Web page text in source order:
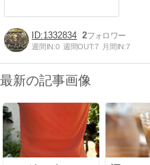
1332834 2
週間IN:0 週間OUT:7 月間IN:7
最新の記事画像